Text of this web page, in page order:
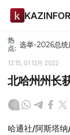
热
点: 选举-2026总统
12:15, 01 12月 2022
北哈州州长
哈通社/阿斯塔